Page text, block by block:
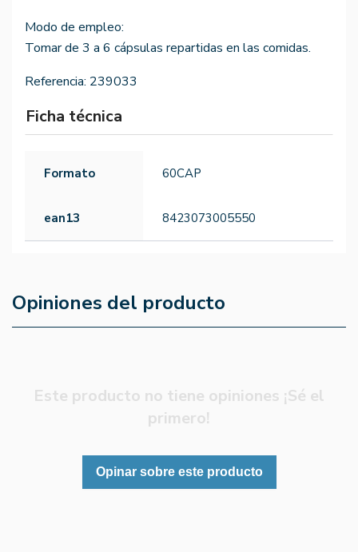
Modo de empleo:
Tomar de 3 a 6 cápsulas repartidas en las comidas.
Referencia: 239033
Ficha técnica
Formato 60CAP
ean13 8423073005550
Opiniones del producto
Este producto no tiene opiniones ¡Sé el
primero!
Opinar sobre este producto